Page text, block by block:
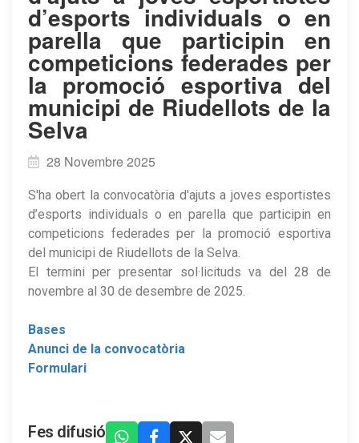
d’esports individuals o en
parella que participin en
competicions federades per
la promoció esportiva del
municipi de Riudellots de la
Selva
28 Novembre 2025
S'ha obert la convocatòria d'ajuts a joves esportistes
d’esports individuals o en parella que participin en
competicions federades per la promoció esportiva
del municipi de Riudellots de la Selva.
El termini per presentar sol·licituds va del 28 de
novembre al 30 de desembre de 2025.
Bases
Anunci de la convocatòria
Formulari
Fes difusió